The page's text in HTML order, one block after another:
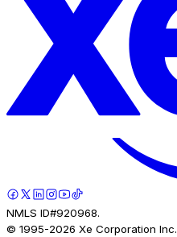
NMLS ID#920968.
© 1995-2026 Xe Corporation Inc.